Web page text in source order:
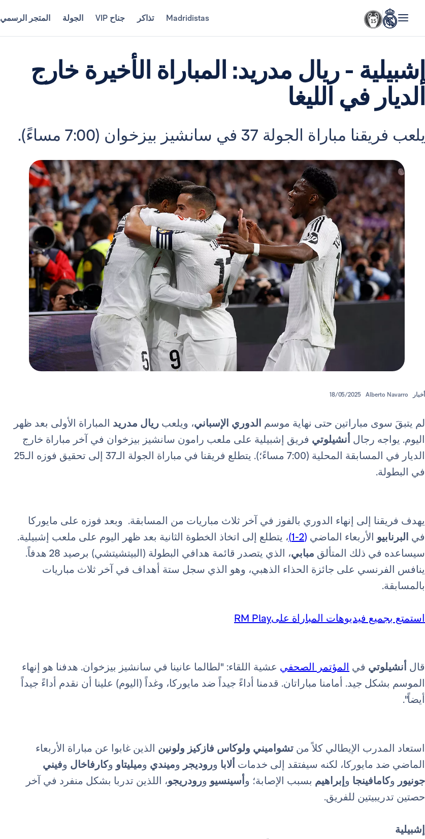
Madridistas تذاكر جناح VIP الجولة المتجر الرسمي
إشبيلية - ريال مدريد: المباراة الأخيرة خارج
الديار في الليغا
يلعب فريقنا مباراة الجولة 37 في سانشيز بيزخوان (7:00 مساءً).
أخبار 18/05/2025 Alberto Navarro
لم يتبقَ سوى مباراتين حتى نهاية موسم الدوري الإسباني، ويلعب ريال مدريد المباراة الأولى بعد ظهر
اليوم. يواجه رجال أنشيلوتي فريق إشبيلية على ملعب رامون سانشيز بيزخوان في آخر مباراة خارج
الديار في المسابقة المحلية (7:00 مساءً؛). يتطلع فريقنا في مباراة الجولة الـ37 إلى تحقيق فوزه الـ25
في البطولة.
يهدف فريقنا إلى إنهاء الدوري بالفوز في آخر ثلاث مباريات من المسابقة. وبعد فوزه على مايوركا
في البرنابيو الأربعاء الماضي (2-1)
، يتطلع إلى اتخاذ الخطوة الثانية بعد ظهر اليوم على ملعب إشبيلية.
سيساعده في ذلك المتألق مبابي
، الذي يتصدر قائمة هدافي البطولة (البيتشيتشي) برصيد 28 هدفاً.
ينافس الفرنسي على جائزة الحذاء الذهبي، وهو الذي سجل ستة أهداف في آخر ثلاث مباريات
بالمسابقة.
استمتع بجميع فيديوهات المباراة علىRM Play
قال أنشيلوتي في المؤتمر الصحفي عشية اللقاء: "لطالما عانينا في سانشيز بيزخوان. هدفنا هو إنهاء
الموسم بشكل جيد. أمامنا مباراتان. قدمنا ​​أداءً جيداً ضد مايوركا، وغداً (اليوم) علينا أن نقدم أداءً جيداً
أيضاً".
استعاد المدرب الإيطالي كلاً من تشواميني ولوكاس فازكيز ولونين الذين غابوا عن مباراة الأربعاء
الماضي ضد مايوركا، لكنه سيفتقد إلى خدمات ألابا وروديجر وميندي وميليتاو وكارفاخال وفيني
جونيور وكامافينجا و إبراهيم بسبب الإصابة؛ و أسينسيو ورودريجو، اللذين تدربا بشكل منفرد في آخر
حصتين تدريبيتين للفريق.
إشبيلية